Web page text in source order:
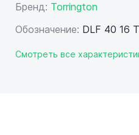
Бренд: Torrington
Обозначение: DLF 40 16
Смотреть все